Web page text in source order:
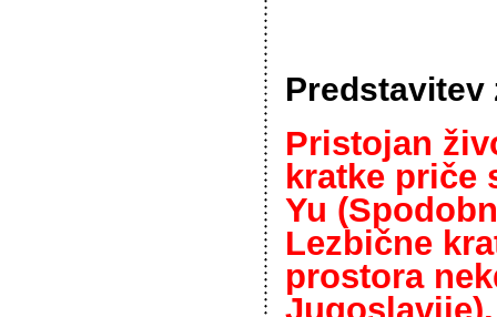
Predstavitev
Pristojan
kratke priče
Yu
Lezbične
prostora